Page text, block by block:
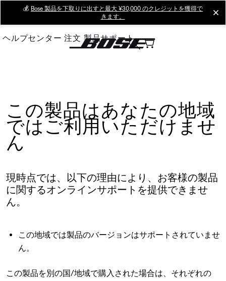
Main
💰 Bose 製品を下取りに出すと最大 ¥30,000 のクレジットを獲得で
きます。
ヘルプセンター 注文 製品サポート
この製品はあなたの地域
ではご利用いただけませ
ん
現時点では、以下の理由により、お客様の製品
に関するオンラインサポートを提供できませ
ん。
この地域では製品のバージョンはサポートされていませ
ん。
この製品を別の国/地域で購入された場合は、それぞれの